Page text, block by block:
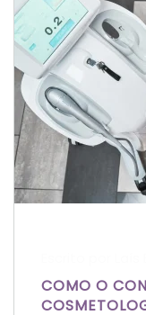
COMO O